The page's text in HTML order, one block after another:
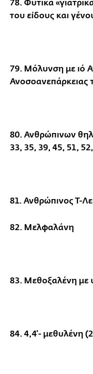
78. Φυτικά
του είδους και
79. Μόλυνση με ιό
Ανοσοανεπάρκειας
80. Ανθρώπινων
33, 35, 39, 45, 51,
81. Ανθρώπινος Τ-
82. Μελφαλάνη
83. Μεθοξαλένη με
84. 4,4’- μεθυλένη